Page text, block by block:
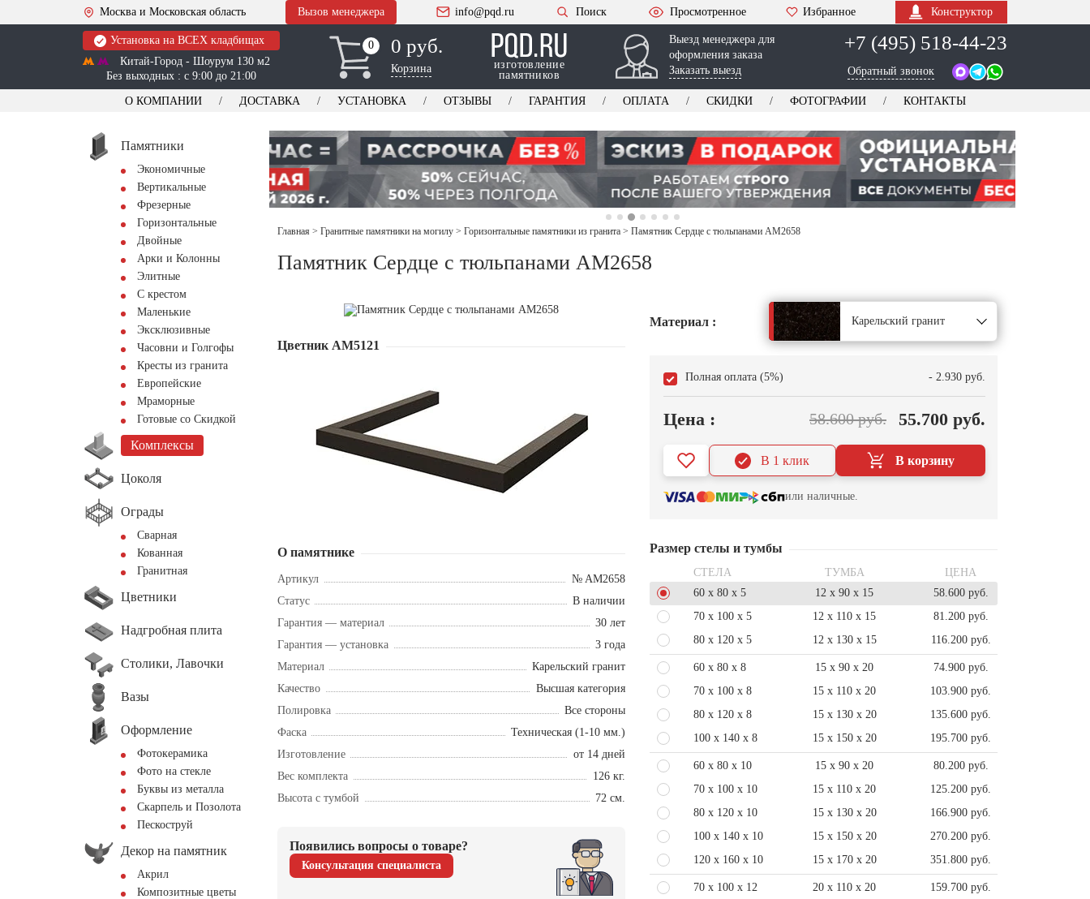
Москва и Московская область Вызов менеджера info@pqd.ru Поиск Просмотренное Избранное Конструктор
Установка на ВСЕХ кладбищах
Китай-Город - Шоурум 130 м2
Без выходных : с 9:00 до 21:00
0
0 0 руб.
Корзина
изготовление
памятников
Выезд менеджера для
оформления заказа
Заказать выезд
+7 (495) 518-44-23
Обратный звонок
О КОМПАНИИ ДОСТАВКА УСТАНОВКА ОТЗЫВЫ ГАРАНТИЯ ОПЛАТА СКИДКИ ФОТОГРАФИИ КОНТАКТЫ
Памятники
Экономичные
Вертикальные
Фрезерные
Горизонтальные
Двойные
Арки и Колонны
Элитные
С крестом
Маленькие
Эксклюзивные
Часовни и Голгофы
Кресты из гранита
Европейские
Мраморные
Готовые со Скидкой
Комплексы
Цоколя
Ограды
Сварная
Кованная
Гранитная
Цветники
Надгробная плита
Столики, Лавочки
Вазы
Оформление
Фотокерамика
Фото на стекле
Буквы из металла
Скарпель и Позолота
Пескоструй
Декор на памятник
Акрил
Композитные цветы
Главная > Гранитные памятники на могилу > Горизонтальные памятники из гранита > Памятник Сердце с тюльпанами AM2658
Памятник Сердце с тюльпанами AM2658
Цветник АМ5121
О памятнике
Артикул
№ AM2658
Статус
В наличии
Гарантия — материал
30 лет
Гарантия — установка
3 года
Материал
Карельский гранит
Качество
Высшая категория
Полировка
Все стороны
Фаска
Техническая (1-10 мм.)
Изготовление
от 14 дней
Вес комплекта
126 кг.
Высота с тумбой
72 см.
Появились вопросы о товаре?
Консультация специалиста
Материал : Карельский гранит
Полная оплата (5%) - 2.930 руб.
Цена : 58.600 руб. 55.700 руб.
В корзину
В 1 клик
или наличные.
Размер стелы и тумбы
СТЕЛА ТУМБА
ЦЕНА
60 x 80 x 5
12 x 90 x 15
58.600 руб.
70 x 100 x 5
12 x 110 x 15
81.200 руб.
80 x 120 x 5
12 x 130 x 15 116.200 руб.
60 x 80 x 8 15 x 90 x 20
74.900 руб.
70 x 100 x 8
15 x 110 x 20
103.900 руб.
80 x 120 x 8
15 x 130 x 20
135.600 руб.
100 x 140 x 8
15 x 150 x 20 195.700 руб.
60 x 80 x 10 15 x 90 x 20
80.200 руб.
70 x 100 x 10
15 x 110 x 20
125.200 руб.
80 x 120 x 10
15 x 130 x 20
166.900 руб.
100 x 140 x 10
15 x 150 x 20
270.200 руб.
120 x 160 x 10
15 x 170 x 20 351.800 руб.
70 x 100 x 12 20 x 110 x 20
159.700 руб.